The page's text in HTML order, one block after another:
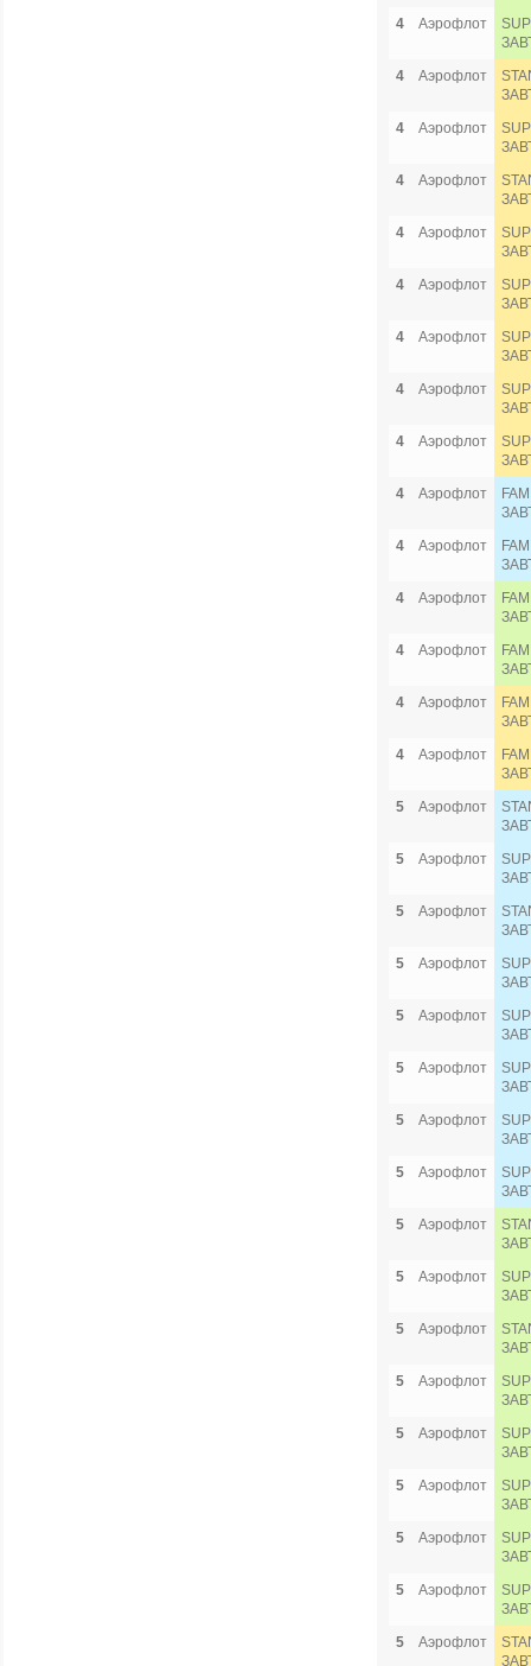
4
Аэрофлот
4
Аэрофлот
4
Аэрофлот
4
Аэрофлот
4
Аэрофлот
4
Аэрофлот
4
Аэрофлот
4
Аэрофлот
4
Аэрофлот
4
Аэрофлот
4
Аэрофлот
4
Аэрофлот
4
Аэрофлот
4
Аэрофлот
4
Аэрофлот
5
Аэрофлот
5
Аэрофлот
5
Аэрофлот
5
Аэрофлот
5
Аэрофлот
5
Аэрофлот
5
Аэрофлот
5
Аэрофлот
5
Аэрофлот
5
Аэрофлот
5
Аэрофлот
5
Аэрофлот
5
Аэрофлот
5
Аэрофлот
5
Аэрофлот
5
Аэрофлот
5
Аэрофлот